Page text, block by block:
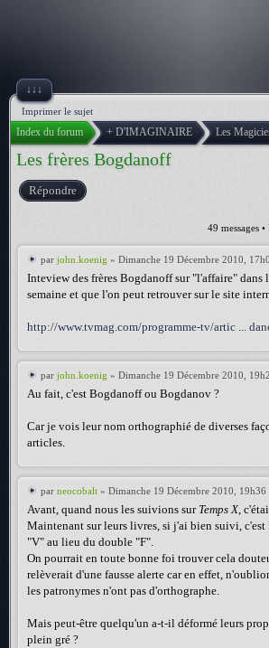
↓↓↓
Imprimer le sujet
Index du forum + D'IMAGINAIRE Les
Les frères Bogdanoff
Répondre
49 messages •
par john.koenig » Dimanche 19 Décembre 2010,
Inteview des frères Bogdanoff sur "l'affaire" dans
semaine et que l'on peut retrouver sur le site
http://www.tvmag.com/programme-tv/artic ...
par john.koenig » Dimanche 19 Décembre 2010,
Au fait, c'est Bogdanoff ou Bogdanov ?
Car je vois leur nom orthographié de diverses
articles.
par neocobalt » Dimanche 19 Décembre 2010, 19h36
Avant, quand nous les suivions sur Temps X,
Maintenant sur leurs livres, si j'ai bien suivi,
"V" au lieu du double "F".
On pourrait en toute bonne foi trouver cela
relèverait d'une fausse alerte car en effet,
les patronymes n'ont pas d'orthographe.
Mais peut-être quelqu'un a-t-il déformé leurs
plein gré ?